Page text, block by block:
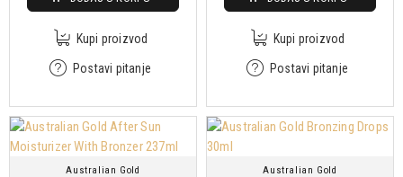
Kupi proizvod
Postavi pitanje
Kupi proizvod
Postavi pitanje
Australian Gold Australian Gold